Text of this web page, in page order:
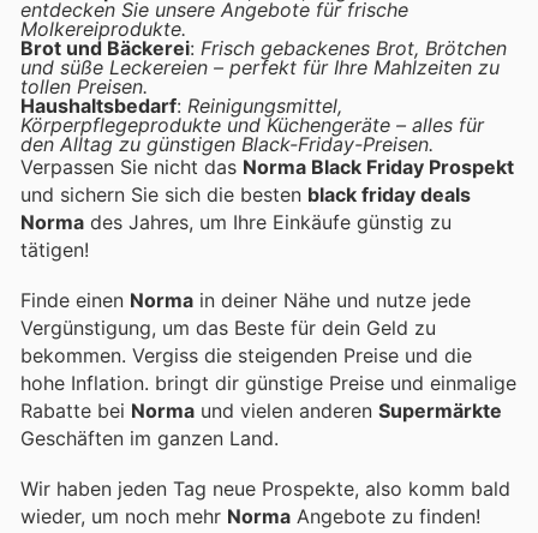
entdecken Sie unsere Angebote für frische
Molkereiprodukte.
Brot und Bäckerei: Frisch gebackenes Brot, Brötchen
und süße Leckereien – perfekt für Ihre Mahlzeiten zu
tollen Preisen.
Haushaltsbedarf: Reinigungsmittel,
Körperpflegeprodukte und Küchengeräte – alles für
den Alltag zu günstigen Black-Friday-Preisen.
Verpassen Sie nicht das Norma Black Friday Prospekt
und sichern Sie sich die besten black friday deals
Norma des Jahres, um Ihre Einkäufe günstig zu
tätigen!
Finde einen Norma in deiner Nähe und nutze jede
Vergünstigung, um das Beste für dein Geld zu
bekommen. Vergiss die steigenden Preise und die
hohe Inflation. bringt dir günstige Preise und einmalige
Rabatte bei Norma und vielen anderen Supermärkte
Geschäften im ganzen Land.
Wir haben jeden Tag neue Prospekte, also komm bald
wieder, um noch mehr Norma Angebote zu finden!